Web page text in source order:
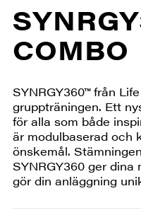
COMBO
SYNRGY360™ från
gruppträningen. Ett
för alla som både
är modulbaserad och
önskemål.
SYNRGY360 ger
gör din anläggning